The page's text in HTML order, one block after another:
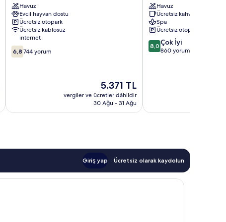
Gosier
Havuz
Evcil hayvan dostu
Ücretsiz otopark
Ücretsiz kablosuz
internet
10
üzerinden
6,8 744 yorum
Güncel
fiyat:
5.371 TL
5.371 TL
vergiler ve ücretler dâhildir
30 Ağu - 31 Ağu
Hôtel
&
Spa
Le
Gosier
Havuz
Ücretsiz kahvaltı
Spa
Ücretsiz otopark
10
üzerinden
8,0 Çok İyi
860 yorum
Giriş yap Ücretsiz olarak kaydolun